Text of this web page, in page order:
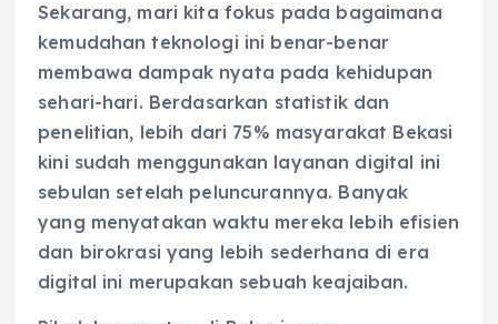
Sekarang, mari kita fokus pada bagaimana
kemudahan teknologi ini benar-benar
membawa dampak nyata pada kehidupan
sehari-hari. Berdasarkan statistik dan
penelitian, lebih dari 75% masyarakat Bekasi
kini sudah menggunakan layanan digital ini
sebulan setelah peluncurannya. Banyak
yang menyatakan waktu mereka lebih efisien
dan birokrasi yang lebih sederhana di era
digital ini merupakan sebuah keajaiban.